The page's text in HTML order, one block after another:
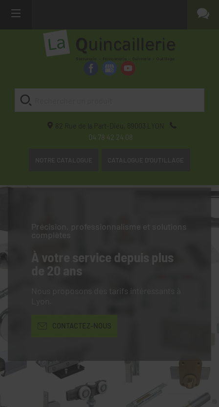
82 Rue de la Part-Dieu, 69003
LYON
04 78 42 24 08
NOTRE CATALOGUE CATALOGUE D'OUTILLAGE
Précision, professionnalisme et solutions
complètes
À votre service depuis plus
de 20 ans
Nous proposons des tarifs intéressants à
CONTACTEZ-NOUS